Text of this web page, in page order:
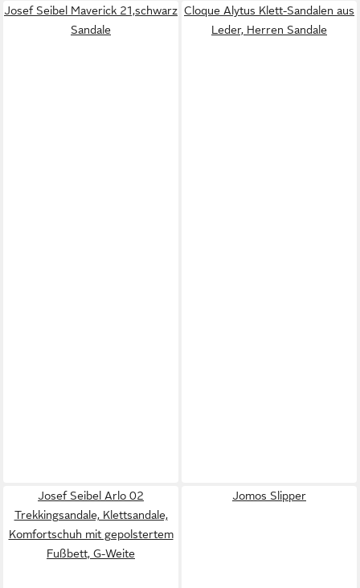
Josef Seibel Maverick 21,schwarz
Sandale
Cloque Alytus Klett-Sandalen aus
Leder, Herren Sandale
Josef Seibel Arlo 02
Trekkingsandale, Klettsandale,
Komfortschuh mit gepolstertem
Fußbett, G-Weite
Jomos Slipper